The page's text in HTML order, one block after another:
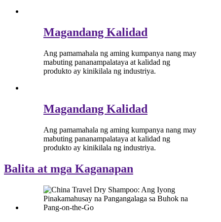
Magandang Kalidad
Ang pamamahala ng aming kumpanya nang may
mabuting pananampalataya at kalidad ng
produkto ay kinikilala ng industriya.
Magandang Kalidad
Ang pamamahala ng aming kumpanya nang may
mabuting pananampalataya at kalidad ng
produkto ay kinikilala ng industriya.
Balita at mga Kaganapan